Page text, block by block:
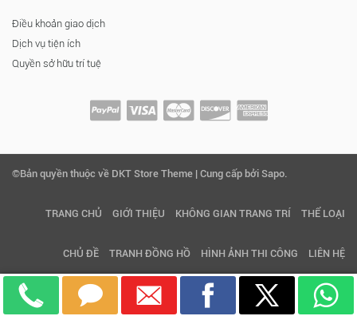
Điều khoản giao dịch
Dịch vụ tiện ích
Quyền sở hữu trí tuệ
©Bản quyền thuộc về DKT Store Theme | Cung cấp bởi Sapo.
TRANG CHỦ GIỚI THIỆU KHÔNG GIAN TRANG TRÍ THỂ LOẠI
CHỦ ĐỀ TRANH ĐỒNG HỒ HÌNH ẢNH THI CÔNG LIÊN HỆ